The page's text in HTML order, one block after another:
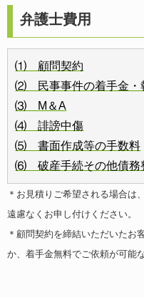
弁護士費用
⑴ 顧問契約
⑵ 民事事件の着手金・
⑶ M＆A
⑷ 誹謗中傷
⑸ 書面作成等の手数料
⑹ 破産手続その他債務
＊お見積りご希望される場合は
遠慮なくお申し付けください。
＊顧問契約を締結いただいたお
か、着手金無料でご依頼が可能